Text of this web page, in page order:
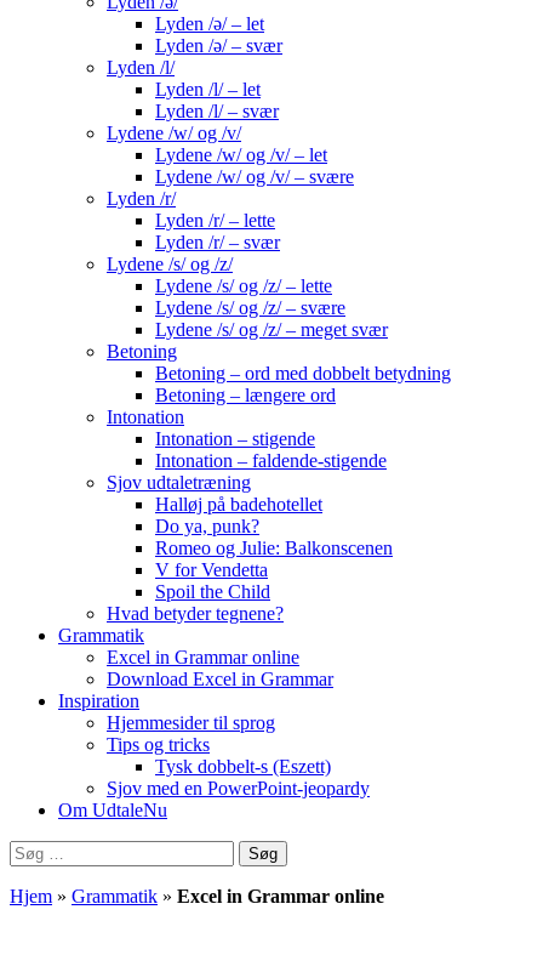
Lyden /ə/ – let
Lyden /ə/ – svær
Lyden /l/
Lyden /l/ – let
Lyden /l/ – svær
Lydene /w/ og /v/
Lydene /w/ og /v/ – let
Lydene /w/ og /v/ – svære
Lyden /r/
Lyden /r/ – lette
Lyden /r/ – svær
Lydene /s/ og /z/
Lydene /s/ og /z/ – lette
Lydene /s/ og /z/ – svære
Lydene /s/ og /z/ – meget svær
Betoning
Betoning – ord med dobbelt betydning
Betoning – længere ord
Intonation
Intonation – stigende
Intonation – faldende-stigende
Sjov udtaletræning
Halløj på badehotellet
Do ya, punk?
Romeo og Julie: Balkonscenen
V for Vendetta
Spoil the Child
Hvad betyder tegnene?
Grammatik
Excel in Grammar online
Download Excel in Grammar
Inspiration
Hjemmesider til sprog
Tips og tricks
Tysk dobbelt-s (Eszett)
Sjov med en PowerPoint-jeopardy
Om UdtaleNu
Søg
efter:
Hjem » Grammatik » Excel in Grammar online